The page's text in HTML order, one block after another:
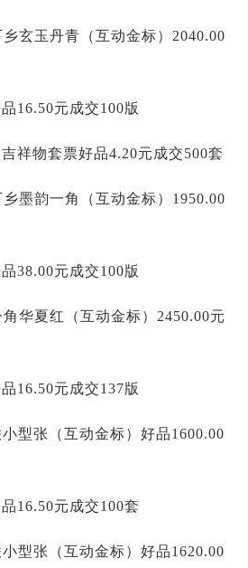
玄玉丹青（互动金标）2040.00
16.50元成交100版
祥物套票好品4.20元成交500套
墨韵一角（互动金标）1950.00
38.00元成交100版
华夏红（互动金标）2450.00元
16.50元成交137版
型张（互动金标）好品1600.00
16.50元成交100套
型张（互动金标）好品1620.00